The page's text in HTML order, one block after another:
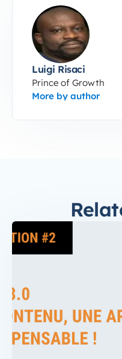
Luigi Risaci
Prince of Growth
More by author